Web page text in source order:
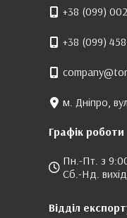
+38 (099)
+38 (099)
м. Дніпро,
Графік роботи
Пн.-Пт. з
Сб.-Нд.
Відділ